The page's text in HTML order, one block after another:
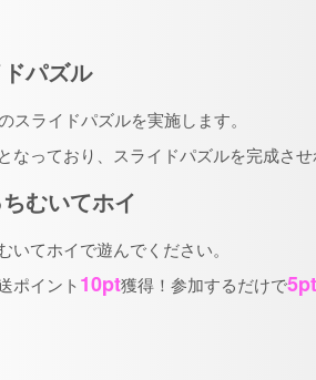
パズル
スライドパズルを実施します。
なっており、スライドパズルを完成さ
むいてホイ
いてホイで遊んでください。
ポイント10pt獲得！参加するだけで5pt